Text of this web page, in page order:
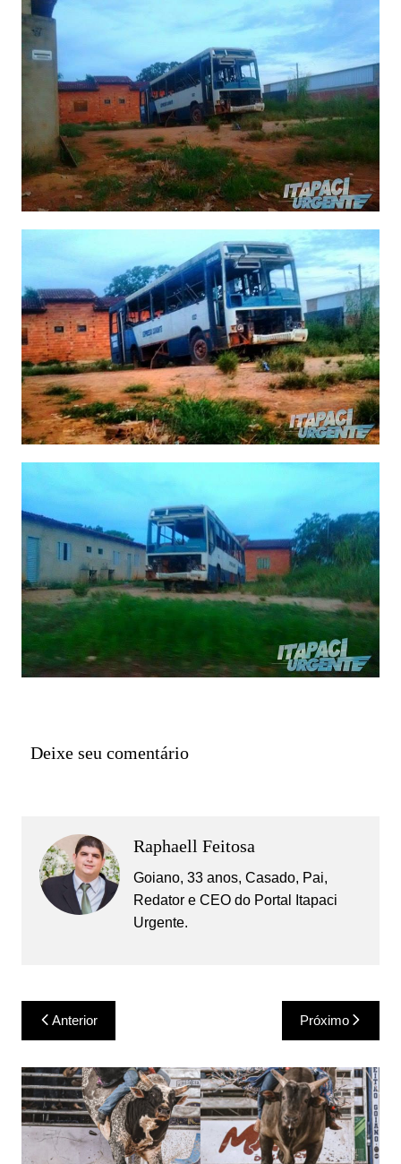
Deixe seu comentário
Raphaell Feitosa
Goiano, 33 anos, Casado, Pai,
Redator e CEO do Portal Itapaci
Urgente.
Navegação
de
Post
Anterior Próximo